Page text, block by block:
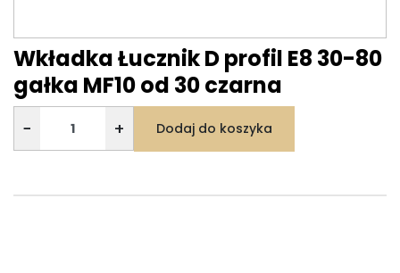
Wkładka Łucznik D profil E8 30-80
gałka MF10 od 30 czarna
− + Dodaj do koszyka